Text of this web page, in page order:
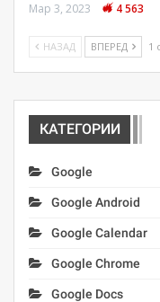
Мар 3, 2023 4 563
НАЗАД ВПЕРЕД 1
КАТЕГОРИИ
Google
Google Android
Google Calendar
Google Chrome
Google Docs